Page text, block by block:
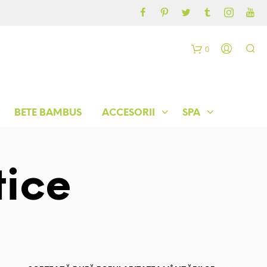
BETE BAMBUS ACCESORII SPA
0